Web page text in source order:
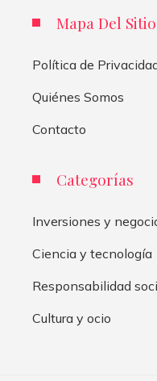
Mapa Del Sitio
Política de
Quiénes Somos
Contacto
Categorías
Inversiones y
Ciencia y tecnología
Responsabilidad
Cultura y ocio